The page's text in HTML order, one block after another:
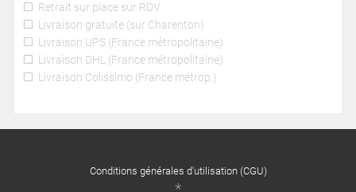
Retrait sur place sur RDV
Livraison gratuite (sur Charenton)
Livraison UPS (France métropolitaine)
Livraison DHL (France métropolitaine)
Livraison Colissimo (France métrop.)
Conditions générales d'utilisation (CGU)